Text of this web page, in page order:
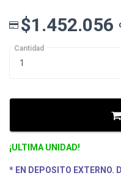
$1.452.056
Cantidad
¡ULTIMA UNIDAD!
* EN DEPOSITO EXTERNO.